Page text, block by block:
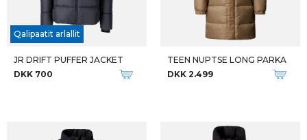
Qalipaatit arlallit
JR DRIFT PUFFER JACKET
DKK 700
TEEN NUPTSE LONG PARKA
DKK 2.499